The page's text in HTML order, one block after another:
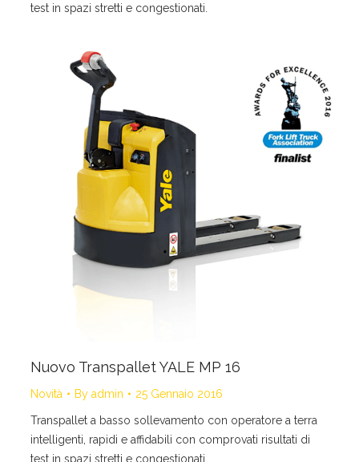
test in spazi stretti e congestionati.
Nuovo Transpallet YALE MP 16
Novità By admin 25 Gennaio 2016
Transpallet a basso sollevamento con operatore a terra
intelligenti, rapidi e affidabili con comprovati risultati di
test in spazi stretti e congestionati.